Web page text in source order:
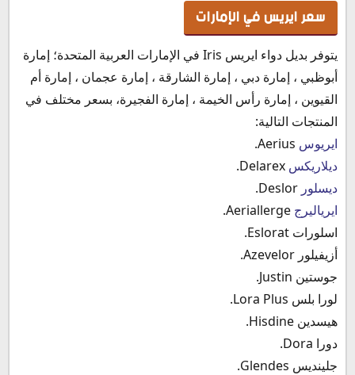
سعر ايريس في الإمارات
يتوفر بديل دواء ايريس Iris في الإمارات العربية المتحدة؛ إمارة
أبوظبي ، إمارة دبي ، إمارة الشارقة ، إمارة عجمان ، إمارة أم
القيوين ، إمارة رأس الخيمة ، إمارة الفجيرة، بسعر مختلف في
المنتجات التالية:
ايريوس
ديلاريكس
ديسلور
ايرياليرج
اسلورات Eslorat.
أزيفيلور Azevelor.
جوستين Justin.
لورا بلس Lora Plus.
هيسدين Hisdine.
دورا Dora.
جلينديس Glendes.